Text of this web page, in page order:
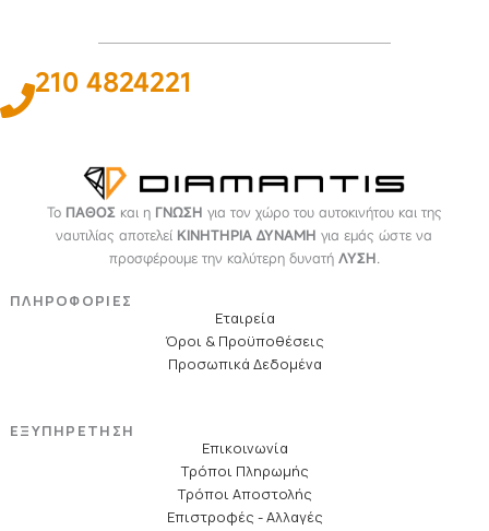
210 4824221
Το ΠΑΘΟΣκαι η ΓΝΩΣΗ για τον χώρο του αυτοκινήτου και της
ναυτιλίας αποτελεί ΚΙΝΗΤΗΡΙΑ ΔΥΝΑΜΗ για εμάς ώστε να
προσφέρουμε την καλύτερη δυνατή ΛΥΣΗ.
ΠΛΗΡΟΦΟΡΙΕΣ
Εταιρεία
Όροι & Προϋποθέσεις
Προσωπικά Δεδομένα
ΕΞΥΠΗΡΕΤΗΣΗ
Επικοινωνία
Τρόποι Πληρωμής
Τρόποι Αποστολής
Επιστροφές - Αλλαγές